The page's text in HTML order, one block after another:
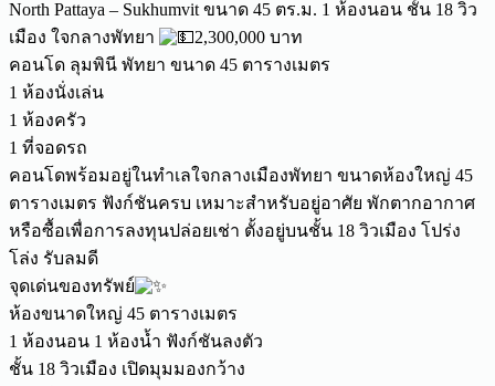
North Pattaya – Sukhumvit ขนาด 45 ตร.ม. 1 ห้องนอน ชั้น 18 วิว
เมือง ใจกลางพัทยา
2,300,000 บาท
คอนโด ลุมพินี พัทยา ขนาด 45 ตารางเมตร
1 ห้องนั่งเล่น
1 ห้องครัว
1 ที่จอดรถ
คอนโดพร้อมอยู่ในทำเลใจกลางเมืองพัทยา ขนาดห้องใหญ่ 45
ตารางเมตร ฟังก์ชันครบ เหมาะสำหรับอยู่อาศัย พักตากอากาศ
หรือซื้อเพื่อการลงทุนปล่อยเช่า ตั้งอยู่บนชั้น 18 วิวเมือง โปร่ง
โล่ง รับลมดี
จุดเด่นของทรัพย์
ห้องขนาดใหญ่ 45 ตารางเมตร
1 ห้องนอน 1 ห้องน้ำ ฟังก์ชันลงตัว
ชั้น 18 วิวเมือง เปิดมุมมองกว้าง